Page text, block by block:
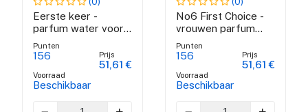
Eerste keer -
parfum water voor
vrouwen
Punten
156
Voorraad
Beschikbaar
Prijs
51,61 €
No6 First Choice -
vrouwen parfum
water
Punten
156
Voorraad
Beschikbaar
Prijs
51,61 €